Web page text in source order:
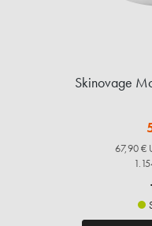
Skinovage
67,90 €